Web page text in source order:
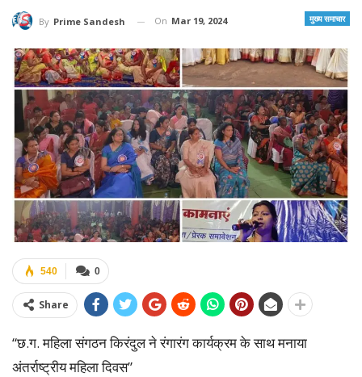
मुख्य समाचार
By Prime Sandesh On Mar 19, 2024
0
540
Share
“छ.ग. महिला संगठन किरंदुल ने रंगारंग कार्यक्रम के साथ मनाया
अंतर्राष्ट्रीय महिला दिवस”